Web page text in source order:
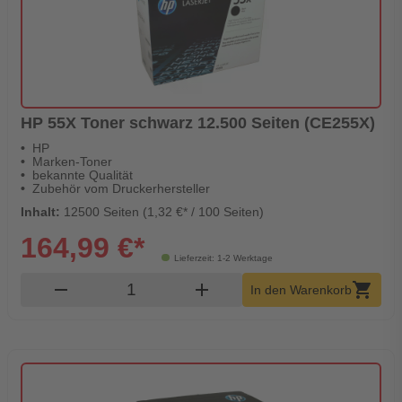
HP 55X Toner schwarz 12.500 Seiten (CE255X)
HP
Marken-Toner
bekannte Qualität
Zubehör vom Druckerhersteller
Inhalt: 12500 Seiten (1,32 €* / 100 Seiten)
Lieferzeit: 1-2 Werktage
164,99 €*
remove Produkt Warenkorb Menge
add In den Warenkorbshopping_cart